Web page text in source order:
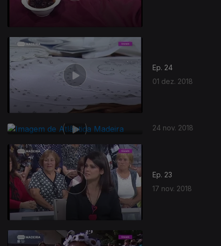
Ep. 24
01 dez. 2018
24 nov. 2018
Ep. 23
17 nov. 2018
371608